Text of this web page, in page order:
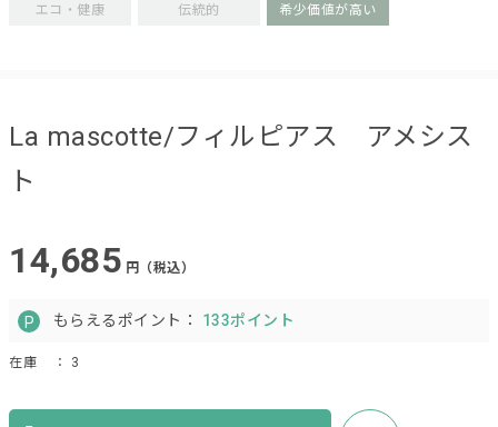
エコ・健康 伝統的 希少価値が高い
La mascotte/フィルピアス アメシス
ト
14,685 円（税込）
もらえるポイント： 133ポイント
在庫 ： 3